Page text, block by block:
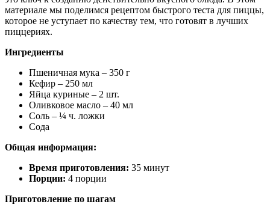
материале мы поделимся рецептом быстрого теста для пиццы,
которое не уступает по качеству тем, что готовят в лучших
пиццериях.
Ингредиенты
Пшеничная мука – 350 г
Кефир – 250 мл
Яйца куриные – 2 шт.
Оливковое масло – 40 мл
Соль – ¼ ч. ложки
Сода
Общая информация:
Время приготовления: 35 минут
Порции: 4 порции
Приготовление по шагам